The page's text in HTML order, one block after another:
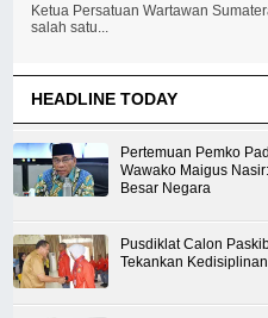
Ketua Persatuan Wartawan
salah satu...
HEADLINE TODAY
Pertemuan Pemko
Wawako Maigus
Besar Negara
Pusdiklat Calon
Tekankan Kedisiplinan